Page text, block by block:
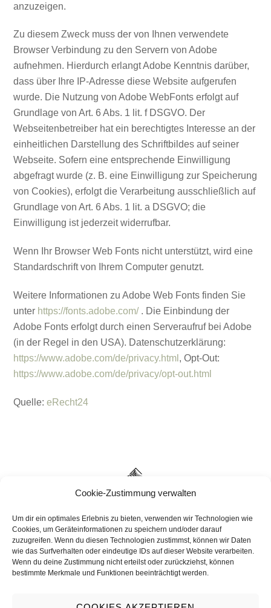
Cookie-Zustimmung verwalten
Um dir ein optimales Erlebnis zu bieten, verwenden wir Technologien wie
Cookies, um Geräteinformationen zu speichern und/oder darauf
zuzugreifen. Wenn du diesen Technologien zustimmst, können wir Daten
wie das Surfverhalten oder eindeutige IDs auf dieser Website verarbeiten.
Wenn du deine Zustimmung nicht erteilst oder zurückziehst, können
bestimmte Merkmale und Funktionen beeinträchtigt werden.
anzuzeigen.
Zu diesem Zweck muss der von Ihnen verwendete
Browser Verbindung zu den Servern von Adobe
aufnehmen. Hierdurch erlangt Adobe Kenntnis darüber,
dass über Ihre IP-Adresse diese Website aufgerufen
wurde. Die Nutzung von Adobe WebFonts erfolgt auf
Grundlage von Art. 6 Abs. 1 lit. f DSGVO. Der
Webseitenbetreiber hat ein berechtigtes Interesse an der
einheitlichen Darstellung des Schriftbildes auf seiner
Webseite. Sofern eine entsprechende Einwilligung
abgefragt wurde (z. B. eine Einwilligung zur Speicherung
von Cookies), erfolgt die Verarbeitung ausschließlich auf
Grundlage von Art. 6 Abs. 1 lit. a DSGVO; die
Einwilligung ist jederzeit widerrufbar.
Wenn Ihr Browser Web Fonts nicht unterstützt, wird eine
Standardschrift von Ihrem Computer genutzt.
Weitere Informationen zu Adobe Web Fonts finden Sie
unter https://fonts.adobe.com/. Die Einbindung der
Adobe Fonts erfolgt durch einen Serveraufruf bei Adobe
(in der Regel in den USA). Datenschutzerklärung:
https://www.adobe.com/de/privacy.html , Opt-Out:
https://www.adobe.com/de/privacy/opt-out.html
Quelle:eRecht24
BACK
TOP